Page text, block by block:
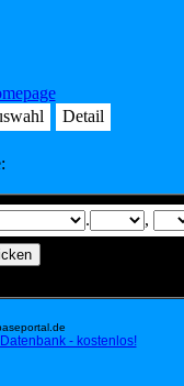
Detail
. ,
- kostenlos!